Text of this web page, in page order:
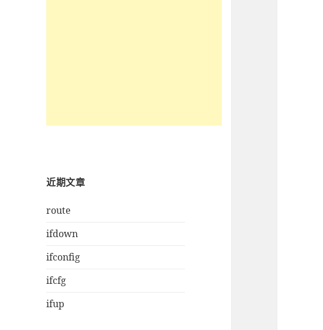
近期文章
route
ifdown
ifconfig
ifcfg
ifup